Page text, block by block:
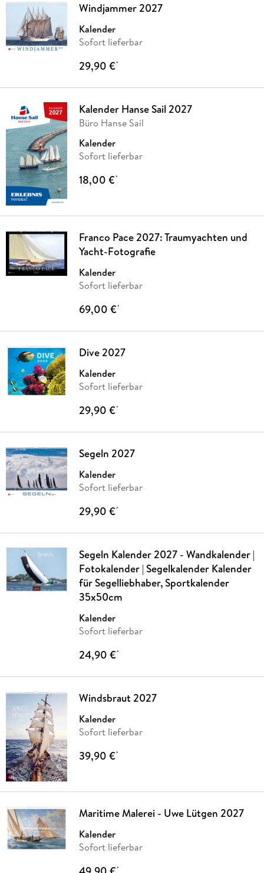
Windjammer 2027
Kalender
Sofort lieferbar
29,90 €*
Kalender Hanse Sail 2027
Büro Hanse Sail
Kalender
Sofort lieferbar
18,00 €*
Franco Pace 2027: Traumyachten und
Yacht-Fotografie
Kalender
Sofort lieferbar
69,00 €*
Dive 2027
Kalender
Sofort lieferbar
29,90 €*
Segeln 2027
Kalender
Sofort lieferbar
29,90 €*
Segeln Kalender 2027 - Wandkalender |
Fotokalender | Segelkalender Kalender
für Segelliebhaber, Sportkalender
35x50cm
Kalender
Sofort lieferbar
24,90 €*
Windsbraut 2027
Kalender
Sofort lieferbar
39,90 €*
Maritime Malerei - Uwe Lütgen 2027
Kalender
Sofort lieferbar
*